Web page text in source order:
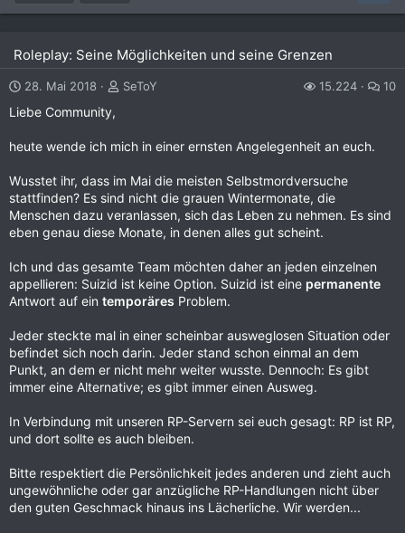
Roleplay: Seine Möglichkeiten und seine Grenzen
28. Mai 2018 SeToY 15.224 10
Liebe Community,
heute wende ich mich in einer ernsten Angelegenheit an euch.
Wusstet ihr, dass im Mai die meisten Selbstmordversuche
stattfinden? Es sind nicht die grauen Wintermonate, die
Menschen dazu veranlassen, sich das Leben zu nehmen. Es sind
eben genau diese Monate, in denen alles gut scheint.
Ich und das gesamte Team möchten daher an jeden einzelnen
appellieren: Suizid ist keine Option. Suizid ist eine permanente
Antwort auf ein temporäres Problem.
Jeder steckte mal in einer scheinbar ausweglosen Situation oder
befindet sich noch darin. Jeder stand schon einmal an dem
Punkt, an dem er nicht mehr weiter wusste. Dennoch: Es gibt
immer eine Alternative; es gibt immer einen Ausweg.
In Verbindung mit unseren RP-Servern sei euch gesagt: RP ist RP,
und dort sollte es auch bleiben.
Bitte respektiert die Persönlichkeit jedes anderen und zieht auch
ungewöhnliche oder gar anzügliche RP-Handlungen nicht über
den guten Geschmack hinaus ins Lächerliche. Wir werden...